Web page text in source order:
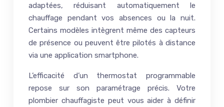
adaptées, réduisant automatiquement le
chauffage pendant vos absences ou la nuit.
Certains modèles intègrent même des capteurs
de présence ou peuvent être pilotés à distance
via une application smartphone.
L’efficacité d’un thermostat programmable
repose sur son paramétrage précis. Votre
plombier chauffagiste peut vous aider à définir